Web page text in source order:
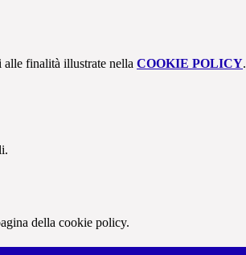
finalità illustrate nella COOKIE POLICY.
della cookie policy.